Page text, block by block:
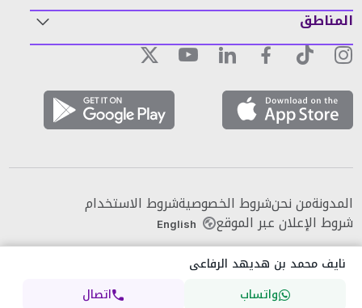
المناطق
المدونةمن نحنشروط الخصوصيةشروط الاستخدام
شروط الإعلان عبر الموقع English
نايف محمد بن هديهد الرفاعى
واتساب
اتصال